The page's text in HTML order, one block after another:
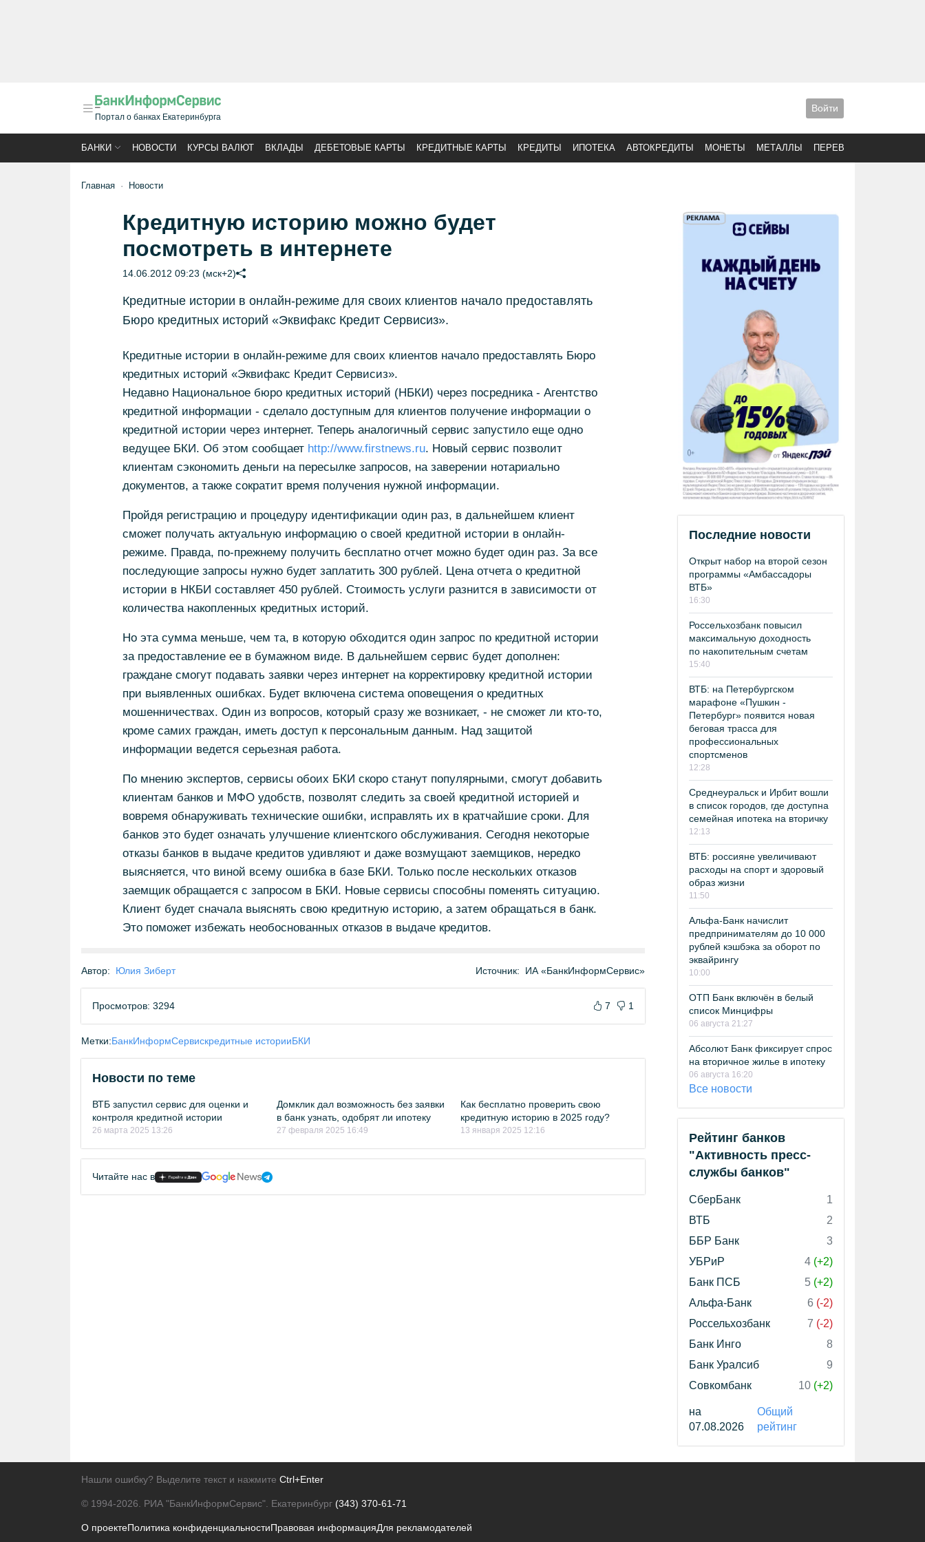
Портал о банках Екатеринбурга
Войти
БАНКИ НОВОСТИ КУРСЫ ВАЛЮТ ВКЛАДЫ ДЕБЕТОВЫЕ КАРТЫ КРЕДИТНЫЕ КАРТЫ КРЕДИТЫ ИПОТЕКА АВТОКРЕДИТЫ МОНЕТЫ МЕТАЛЛЫ ПЕРЕВОДЫ
Главная Новости
Кредитную историю можно будет
посмотреть в интернете
14.06.2012 09:23 (мск+2)
Кредитные истории в онлайн-режиме для своих клиентов начало предоставлять
Бюро кредитных историй «Эквифакс Кредит Сервисиз».
Кредитные истории в онлайн-режиме для своих клиентов начало предоставлять Бюро
кредитных историй «Эквифакс Кредит Сервисиз».
Недавно Национальное бюро кредитных историй (НБКИ) через посредника - Агентство
кредитной информации - сделало доступным для клиентов получение информации о
кредитной истории через интернет. Теперь аналогичный сервис запустило еще одно
ведущее БКИ. Об этом сообщает http://www.firstnews.ru. Новый сервис позволит
клиентам сэкономить деньги на пересылке запросов, на заверении нотариально
документов, а также сократит время получения нужной информации.
Пройдя регистрацию и процедуру идентификации один раз, в дальнейшем клиент
сможет получать актуальную информацию о своей кредитной истории в онлайн-
режиме. Правда, по-прежнему получить бесплатно отчет можно будет один раз. За все
последующие запросы нужно будет заплатить 300 рублей. Цена отчета о кредитной
истории в НКБИ составляет 450 рублей. Стоимость услуги разнится в зависимости от
количества накопленных кредитных историй.
Но эта сумма меньше, чем та, в которую обходится один запрос по кредитной истории
за предоставление ее в бумажном виде. В дальнейшем сервис будет дополнен:
граждане смогут подавать заявки через интернет на корректировку кредитной истории
при выявленных ошибках. Будет включена система оповещения о кредитных
мошенничествах. Один из вопросов, который сразу же возникает, - не сможет ли кто-то,
кроме самих граждан, иметь доступ к персональным данным. Над защитой
информации ведется серьезная работа.
По мнению экспертов, сервисы обоих БКИ скоро станут популярными, смогут добавить
клиентам банков и МФО удобств, позволят следить за своей кредитной историей и
вовремя обнаруживать технические ошибки, исправлять их в кратчайшие сроки. Для
банков это будет означать улучшение клиентского обслуживания. Сегодня некоторые
отказы банков в выдаче кредитов удивляют и даже возмущают заемщиков, нередко
выясняется, что виной всему ошибка в базе БКИ. Только после нескольких отказов
заемщик обращается с запросом в БКИ. Новые сервисы способны поменять ситуацию.
Клиент будет сначала выяснять свою кредитную историю, а затем обращаться в банк.
Это поможет избежать необоснованных отказов в выдаче кредитов.
Автор: Юлия Зиберт Источник: ИА «БанкИнформСервис»
Просмотров: 3294 7 1
Метки:БанкИнформСервискредитные историиБКИ
Новости по теме
ВТБ запустил сервис для оценки и
контроля кредитной истории
26 марта 2025 13:26
Домклик дал возможность без заявки
в банк узнать, одобрят ли ипотеку
27 февраля 2025 16:49
Как бесплатно проверить свою
кредитную историю в 2025 году?
13 января 2025 12:16
Читайте нас в
Последние новости
Открыт набор на второй сезон
программы «Амбассадоры
ВТБ»
16:30
Россельхозбанк повысил
максимальную доходность
по накопительным счетам
15:40
ВТБ: на Петербургском
марафоне «Пушкин -
Петербург» появится новая
беговая трасса для
профессиональных
спортсменов
12:28
Среднеуральск и Ирбит вошли
в список городов, где доступна
семейная ипотека на вторичку
12:13
ВТБ: россияне увеличивают
расходы на спорт и здоровый
образ жизни
11:50
Альфа-Банк начислит
предпринимателям до 10 000
рублей кэшбэка за оборот по
эквайрингу
10:00
ОТП Банк включён в белый
список Минцифры
06 августа 21:27
Абсолют Банк фиксирует спрос
на вторичное жилье в ипотеку
06 августа 16:20
Все новости
Рейтинг банков
"Активность пресс-
службы банков"
СберБанк
1
ВТБ
2
ББР Банк
3
УБРиР
4 (+2)
Банк ПСБ
5 (+2)
Альфа-Банк
6 (-2)
Россельхозбанк
7 (-2)
Банк Инго
8
Банк Уралсиб
9
Совкомбанк
10 (+2)
на
07.08.2026
Общий
рейтинг
Нашли ошибку? Выделите текст и нажмите Ctrl+Enter
© 1994-2026. РИА "БанкИнформСервис". Екатеринбург (343) 370-61-71
О проектеПолитика конфиденциальностиПравовая информацияДля рекламодателей